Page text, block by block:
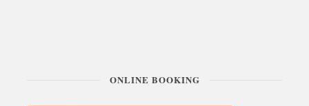
ONLINE BOOKING